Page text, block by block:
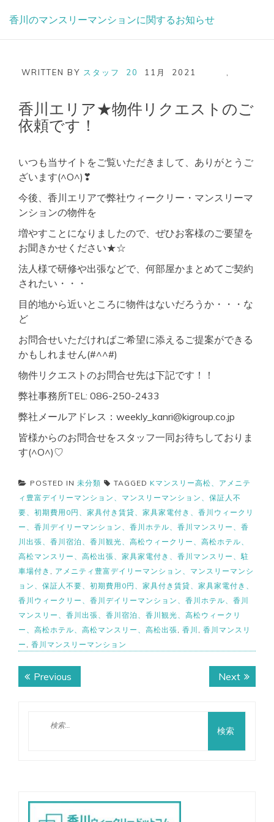
香川のマンスリーマンションに関するお知らせ
WRITTEN BY スタッフ 20 11月 2021
香川エリア★物件リクエストのご
依頼です！
いつも当サイトをご覧いただきまして、ありがとうご
ざいます(^O^)❣
今後、香川エリアで弊社ウィークリー・マンスリーマ
ンションの物件を
増やすことになりましたので、ぜひお客様のご要望を
お聞きかせください★☆
法人様で研修や出張などで、何部屋かまとめてご契約
されたい・・・
目的地から近いところに物件はないだろうか・・・な
ど
お問合せいただければご希望に添えるご提案ができる
かもしれません(#^^#)
物件リクエストのお問合せ先は下記です！！
弊社事務所TEL: 086-250-2433
弊社メールアドレス：weekly_kanri@kigroup.co.jp
皆様からのお問合せをスタッフ一同お待ちしておりま
す(^O^)♡
POSTED IN 未分類 TAGGED Kマンスリー高松、アメニテ
ィ豊富デイリーマンション、マンスリーマンション、保証人不
要、初期費用0円、家具付き賃貸、家具家電付き、香川ウィークリ
ー、香川デイリーマンション、香川ホテル、香川マンスリー、香
川出張、香川宿泊、香川観光、高松ウィークリー、高松ホテル、
高松マンスリー、高松出張、家具家電付き、香川マンスリー、駐
車場付き , アメニティ豊富デイリーマンション、マンスリーマンシ
ョン、保証人不要、初期費用0円、家具付き賃貸、家具家電付き、
香川ウィークリー、香川デイリーマンション、香川ホテル、香川
マンスリー、香川出張、香川宿泊、香川観光、高松ウィークリ
ー、高松ホテル、高松マンスリー、高松出張, 香川 , 香川マンスリ
ー , 香川マンスリーマンション
投
シ
Previous
post:
NextNext
post: